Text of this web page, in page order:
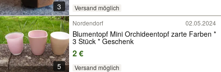
3 Versand möglich
5
Nordendorf 02.05.2024
Blumentopf Mini Orchideentopf zarte Farben *
3 Stück * Geschenk
2 €
Versand möglich